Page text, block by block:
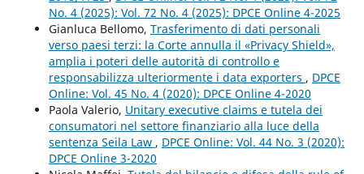
No. 4 (2025): Vol. 72 No. 4 (2025): DPCE Online 4-2025
Gianluca Bellomo, Trasferimento di dati personali
verso paesi terzi: la Corte annulla il «Privacy Shield»,
amplia i poteri delle autorità di controllo e
responsabilizza ulteriormente i data exporters , DPCE
Online: Vol. 45 No. 4 (2020): DPCE Online 4-2020
Paola Valerio, Unitary executive claims e tutela dei
consumatori nel settore finanziario alla luce della
sentenza Seila Law , DPCE Online: Vol. 44 No. 3 (2020):
DPCE Online 3-2020